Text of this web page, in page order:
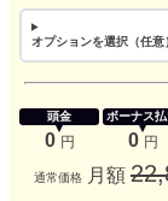
オプションを選択（任意
頭金
0 円
ボーナス
0 円
通常価格 月額